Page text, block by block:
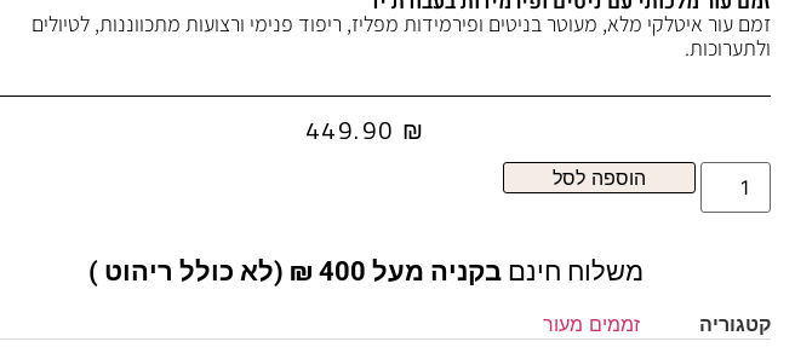
זמם עור איטלקי מלא, מעוטר בניטים ופירמידות מפליז, ריפוד פנימי ורצועות מתכווננות, לטיולים
ולתערוכות.
449.90 ₪
הוספה לסל
משלוח חינם בקניה מעל 400 ₪ (לא כולל ריהוט )
קטגוריה זממים מעור